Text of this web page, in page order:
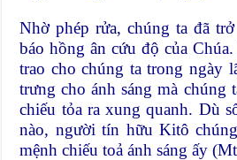
Nhờ phép rửa, chúng ta đã
báo hồng ân cứu độ của
trao cho chúng ta trong ngày
trưng cho ánh sáng mà chúng
chiếu tỏa ra xung quanh. Dù
nào, người tín hữu Kitô
mệnh chiếu toả ánh sáng ấy